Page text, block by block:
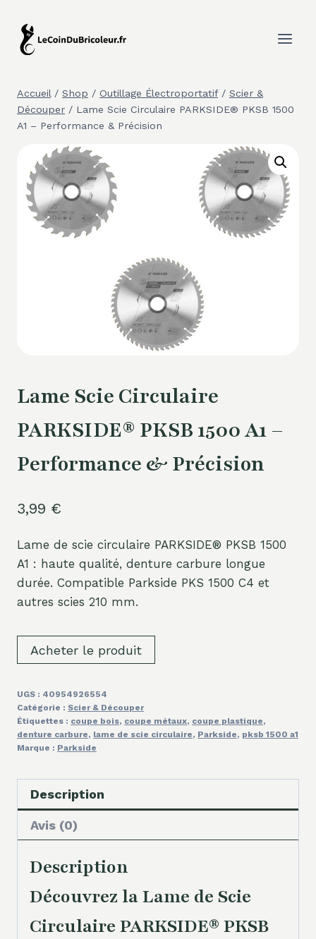
contenu
Accueil / Shop / Outillage Électroportatif / Scier &
Découper / Lame Scie Circulaire PARKSIDE® PKSB 1500
A1 – Performance & Précision
Lame Scie Circulaire
PARKSIDE® PKSB 1500 A1 –
Performance & Précision
3,99 €
Lame de scie circulaire PARKSIDE® PKSB 1500
A1 : haute qualité, denture carbure longue
durée. Compatible Parkside PKS 1500 C4 et
autres scies 210 mm.
Acheter le produit
UGS : 40954926554
Catégorie : Scier & Découper
Étiquettes : coupe bois, coupe métaux, coupe plastique,
denture carbure, lame de scie circulaire, Parkside, pksb 1500 a1
Marque : Parkside
Description
Avis (0)
Description
Découvrez la Lame de Scie
Circulaire PARKSIDE® PKSB